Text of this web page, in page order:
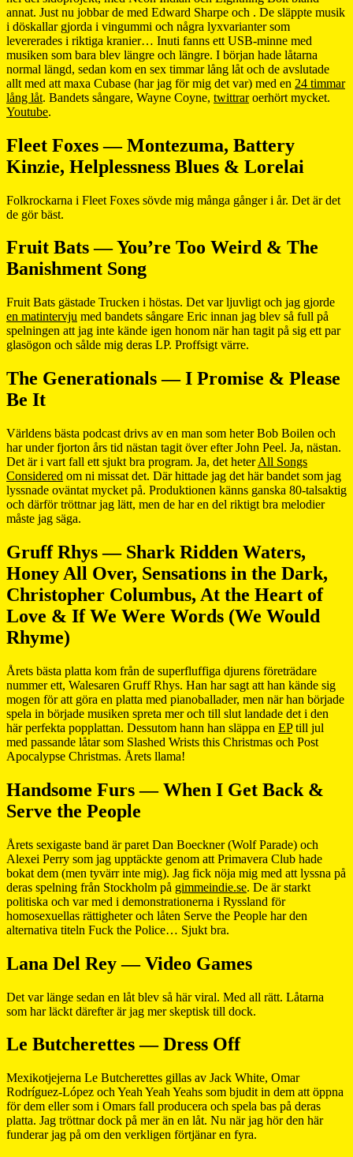
annat. Just nu jobbar de med Edward Sharpe och . De släppte musik
i döskallar gjorda i vingummi och några lyxvarianter som
levererades i riktiga kranier… Inuti fanns ett USB-minne med
musiken som bara blev längre och längre. I början hade låtarna
normal längd, sedan kom en sex timmar lång låt och de avslutade
allt med att maxa Cubase (har jag för mig det var) med en 24 timmar
lång låt. Bandets sångare, Wayne Coyne, twittraroerhört mycket.
Youtube.
Fleet Foxes — Montezuma, Battery
Kinzie, Helplessness Blues & Lorelai
Folkrockarna i Fleet Foxes sövde mig många gånger i år. Det är det
de gör bäst.
Fruit Bats — You’re Too Weird & The
Banishment Song
Fruit Bats gästade Trucken i höstas. Det var ljuvligt och jag gjorde
en matintervju med bandets sångare Eric innan jag blev så full på
spelningen att jag inte kände igen honom när han tagit på sig ett par
glasögon och sålde mig deras LP. Proffsigt värre.
The Generationals — I Promise & Please
Be It
Världens bästa podcast drivs av en man som heter Bob Boilen och
har under fjorton års tid nästan tagit över efter John Peel. Ja, nästan.
Det är i vart fall ett sjukt bra program. Ja, det heterAll Songs
Considered om ni missat det. Där hittade jag det här bandet som jag
lyssnade oväntat mycket på. Produktionen känns ganska 80-talsaktig
och därför tröttnar jag lätt, men de har en del riktigt bra melodier
måste jag säga.
Gruff Rhys — Shark Ridden Waters,
Honey All Over, Sensations in the Dark,
Christopher Columbus, At the Heart of
Love & If We Were Words (We Would
Rhyme)
Årets bästa platta kom från de superfluffiga djurens företrädare
nummer ett, Walesaren Gruff Rhys. Han har sagt att han kände sig
mogen för att göra en platta med pianoballader, men när han började
spela in började musiken spreta mer och till slut landade det i den
här perfekta popplattan. Dessutom hann han släppa en EPtill jul
med passande låtar som Slashed Wrists this Christmas och Post
Apocalypse Christmas. Årets llama!
Handsome Furs — When I Get Back &
Serve the People
Årets sexigaste band är paret Dan Boeckner (Wolf Parade) och
Alexei Perry som jag upptäckte genom att Primavera Club hade
bokat dem (men tyvärr inte mig). Jag fick nöja mig med att lyssna på
deras spelning från Stockholm på gimmeindie.se. De är starkt
politiska och var med i demonstrationerna i Ryssland för
homosexuellas rättigheter och låten Serve the People har den
alternativa titeln Fuck the Police… Sjukt bra.
Lana Del Rey — Video Games
Det var länge sedan en låt blev så här viral. Med all rätt. Låtarna
som har läckt därefter är jag mer skeptisk till dock.
Le Butcherettes — Dress Off
Mexikotjejerna Le Butcherettes gillas av Jack White, Omar
Rodríguez-López och Yeah Yeah Yeahs som bjudit in dem att öppna
för dem eller som i Omars fall producera och spela bas på deras
platta. Jag tröttnar dock på mer än en låt. Nu när jag hör den här
funderar jag på om den verkligen förtjänar en fyra.